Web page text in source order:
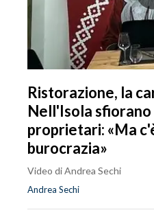
Ristorazione, la
Nell'Isola sfiorano
proprietari: «Ma
burocrazia»
Video di Andrea Sechi
Andrea Sechi